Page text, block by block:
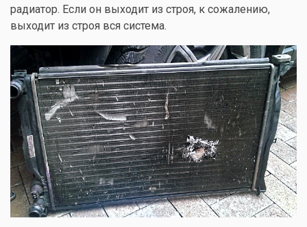
радиатор. Если он выходит из строя, к сожалению,
выходит из строя вся система.